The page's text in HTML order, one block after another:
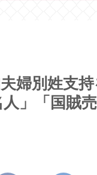
婦別姓支
」「国賊